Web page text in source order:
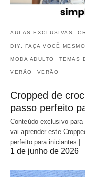
AULAS EXCLUSIVAS
DIY, FAÇA VOCÊ
MODA ADULTO TEMAS
VERÃO VERÃO
Cropped de
passo perfeito
Conteúdo exclusivo
vai aprender este
perfeito para iniciantes
1 de junho de 2026